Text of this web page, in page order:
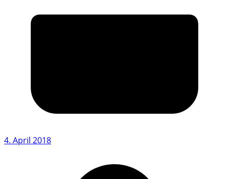
4. April 2018